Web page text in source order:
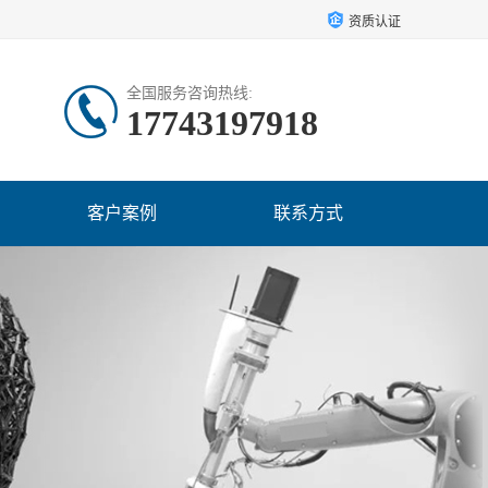
资质认证
全国服务咨询热线:
17743197918
客户案例 联系方式